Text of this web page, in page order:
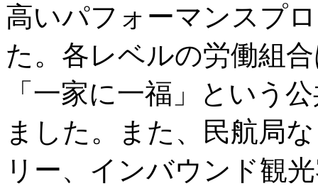
高いパフォーマンスプ
た。各レベルの労働組
「一家に一福」という
ました。また、民航局
リー、インバウンド観